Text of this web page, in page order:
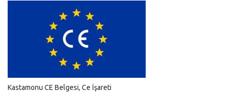
Kastamonu CE Belgesi, Ce İşareti